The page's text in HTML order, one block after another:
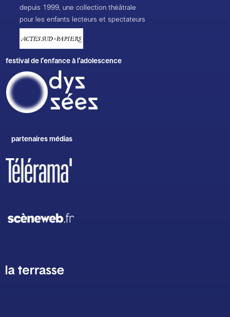
depuis 1999, une collection théâtrale
pour les enfants lecteurs et spectateurs
festival de l’enfance à l’adolescence
partenaires médias